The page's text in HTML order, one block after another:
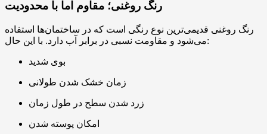
رنگ روغنی؛ مقاوم اما با محدودیت
رنگ روغنی قدیمی‌ترین نوع رنگی است که در ساختمان‌ها استفاده
می‌شود و مقاومت نسبی در برابر آب دارد. با این حال:
بوی شدید
زمان خشک شدن طولانی
زرد شدن سطح در طول زمان
امکان پوسته شدن